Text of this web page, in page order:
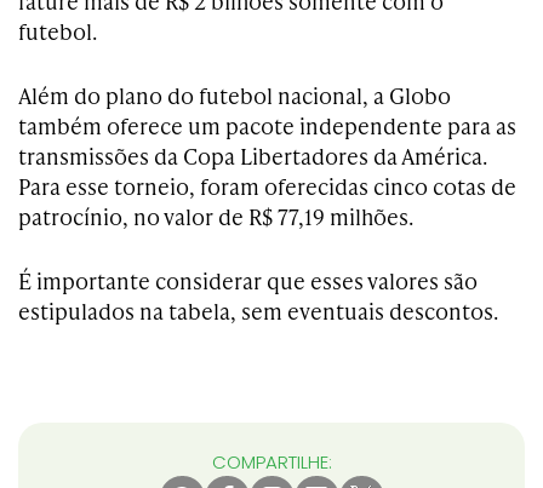
futebol.
Além do plano do futebol nacional, a Globo
também oferece um pacote independente para as
transmissões da Copa Libertadores da América.
Para esse torneio, foram oferecidas cinco cotas de
patrocínio, no valor de R$ 77,19 milhões.
É importante considerar que esses valores são
estipulados na tabela, sem eventuais descontos.
COMPARTILHE: